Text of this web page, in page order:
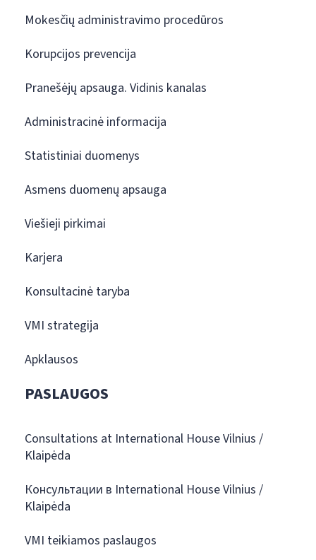
Mokesčių administravimo procedūros
Korupcijos prevencija
Pranešėjų apsauga. Vidinis kanalas
Administracinė informacija
Statistiniai duomenys
Asmens duomenų apsauga
Viešieji pirkimai
Karjera
Konsultacinė taryba
VMI strategija
Apklausos
PASLAUGOS
Consultations at International House Vilnius /
Klaipėda
Консультации в International House Vilnius /
Klaipėda
VMI teikiamos paslaugos